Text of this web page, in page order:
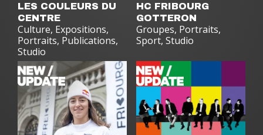
LES COULEURS DU
CENTRE
Culture, Expositions,
Portraits, Publications,
Studio
HC FRIBOURG
GOTTERON
Groupes, Portraits,
Sport, Studio